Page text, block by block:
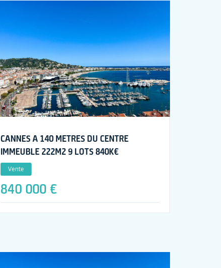
CANNES A 140 METRES DU CENTRE
IMMEUBLE 222M2 9 LOTS 840K€
Vente
840 000 €